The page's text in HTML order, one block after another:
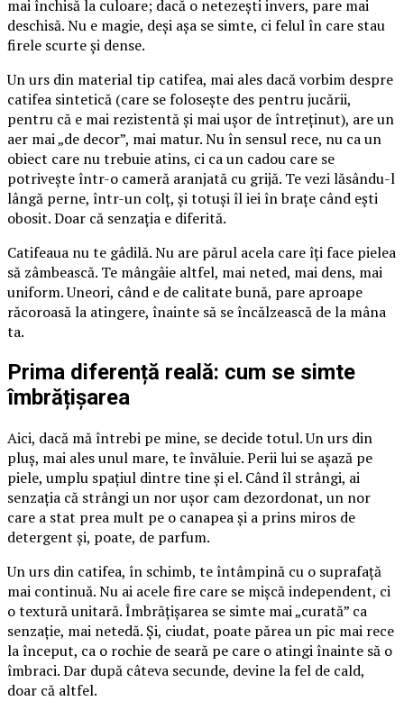
mai închisă la culoare; dacă o netezești invers, pare mai
deschisă. Nu e magie, deși așa se simte, ci felul în care stau
firele scurte și dense.
Un urs din material tip catifea, mai ales dacă vorbim despre
catifea sintetică (care se folosește des pentru jucării,
pentru că e mai rezistentă și mai ușor de întreținut), are un
aer mai „de decor”, mai matur. Nu în sensul rece, nu ca un
obiect care nu trebuie atins, ci ca un cadou care se
potrivește într-o cameră aranjată cu grijă. Te vezi lăsându-l
lângă perne, într-un colț, și totuși îl iei în brațe când ești
obosit. Doar că senzația e diferită.
Catifeaua nu te gâdilă. Nu are părul acela care îți face pielea
să zâmbească. Te mângâie altfel, mai neted, mai dens, mai
uniform. Uneori, când e de calitate bună, pare aproape
răcoroasă la atingere, înainte să se încălzească de la mâna
ta.
Prima diferență reală: cum se simte
îmbrățișarea
Aici, dacă mă întrebi pe mine, se decide totul. Un urs din
pluș, mai ales unul mare, te învăluie. Perii lui se așază pe
piele, umplu spațiul dintre tine și el. Când îl strângi, ai
senzația că strângi un nor ușor cam dezordonat, un nor
care a stat prea mult pe o canapea și a prins miros de
detergent și, poate, de parfum.
Un urs din catifea, în schimb, te întâmpină cu o suprafață
mai continuă. Nu ai acele fire care se mișcă independent, ci
o textură unitară. Îmbrățișarea se simte mai „curată” ca
senzație, mai netedă. Și, ciudat, poate părea un pic mai rece
la început, ca o rochie de seară pe care o atingi înainte să o
îmbraci. Dar după câteva secunde, devine la fel de cald,
doar că altfel.